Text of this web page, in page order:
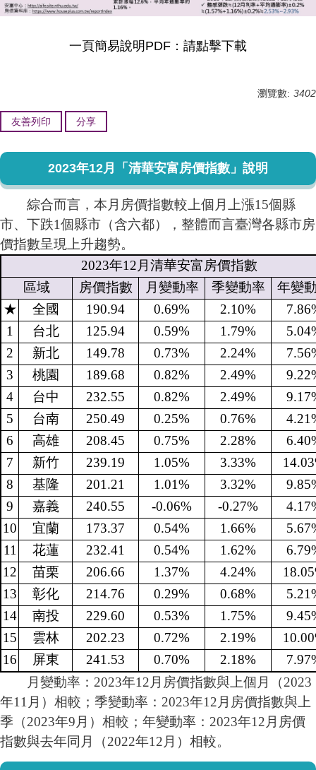
一頁簡易說明PDF： 請點擊下載
瀏覽數: 3402
友善列印 分享
2023年12月「清華安富房價指數」說明
綜合而言，本月房價指數較上個月上漲15個縣
市、下跌1個縣市（含六都），整體而言臺灣各縣市房
價指數呈現上升趨勢。
2023年12 月清華安富房價指數
區域
房價指數 月變動率 季變動率
年變
★
全國 190.94 0.69% 2.10%
1
台北 125.94 0.59% 1.79%
2
新北 149.78 0.73% 2.24%
3
桃園 189.68 0.82% 2.49%
4
台中 232.55 0.82% 2.49%
5
台南 250.49 0.25% 0.76%
6
高雄 208.45 0.75% 2.28%
7
新竹 239.19 1.05% 3.33%
8
基隆 201.21 1.01% 3.32%
9
嘉義 240.55 -0.06% -0.27%
10
宜蘭 173.37 0.54% 1.66%
11
花蓮 232.41 0.54% 1.62%
12
苗栗 206.66 1.37% 4.24%
13
彰化 214.76 0.29% 0.68%
14
南投 229.60 0.53% 1.75%
15
雲林 202.23 0.72% 2.19%
16
屏東 241.53 0.70% 2.18%
月變動率：2023年12月房價指數與上個月（2023
年11月）相較；季變動率：2023年12月房價指數與上
季（2023年9月）相較；年變動率：2023年12月房價
指數與去年同月（2022年12月）相較。